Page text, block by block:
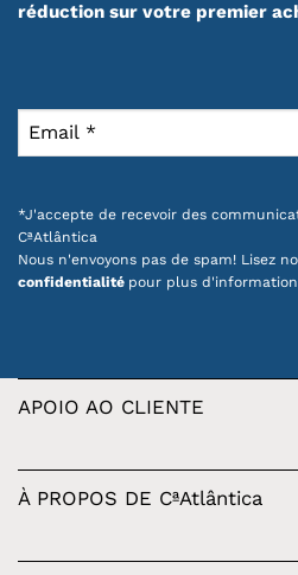
réduction sur votre premier
*J'accepte de recevoir des
CªAtlântica
Nous n'envoyons pas de spam! Lisez
confidentialité pour plus
APOIO AO CLIENTE
À PROPOS DE CªAtlântica